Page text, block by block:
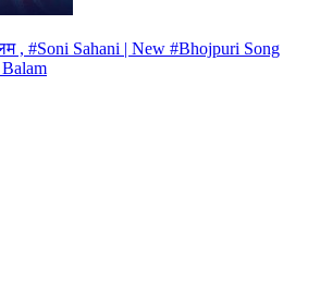
, #Soni Sahani | New #Bhojpuri Song